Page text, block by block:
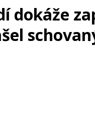
dokáže